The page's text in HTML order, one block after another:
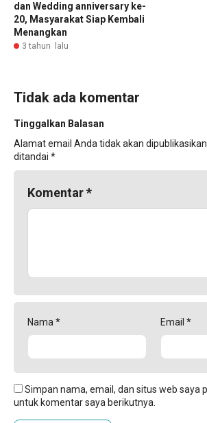
dan Wedding anniversary ke-
20, Masyarakat Siap Kembali
Menangkan
3 tahun lalu
Tidak ada komentar
Tinggalkan Balasan
Alamat email Anda tidak akan
ditandai *
Komentar*
Nama* Email *
Simpan nama, email, dan situs web saya
untuk komentar saya berikutnya.